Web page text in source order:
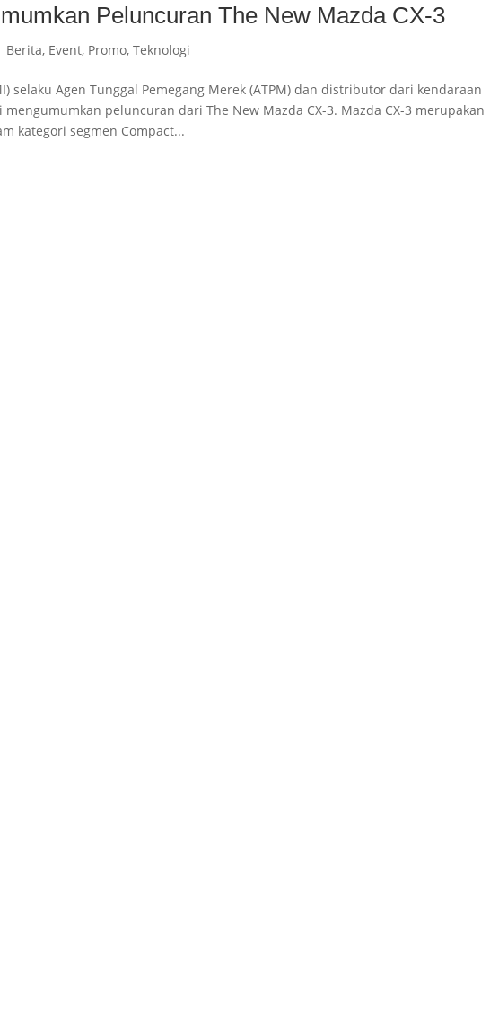
Peluncuran The New Mazda CX-3
Berita, Event, Promo,Teknologi
selaku Agen Tunggal Pemegang Merek (ATPM) dan distributor dari kendaraan
peluncuran dari The New Mazda CX-3. Mazda CX-3 merupakan
kategori segmen Compact...